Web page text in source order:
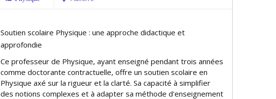
Soutien scolaire Physique : une approche didactique et
approfondie
Ce professeur de Physique, ayant enseigné pendant trois années
comme doctorante contractuelle, offre un soutien scolaire en
Physique axé sur la rigueur et la clarté. Sa capacité à simplifier
des notions complexes et à adapter sa méthode d'enseignement